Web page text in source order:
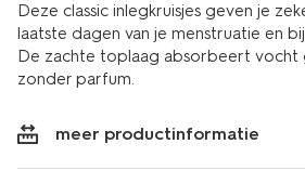
Deze classic inlegkruisjes geven je
laatste dagen van je menstruatie en
De zachte toplaag absorbeert vocht
zonder parfum.
meer productinformatie